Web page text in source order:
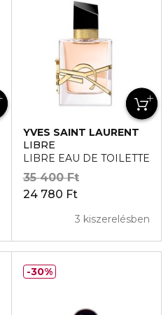
YVES SAINT LAURENT
LIBRE
LIBRE EAU DE TOILETTE
24 780 Ft
35 400 Ft
3 kiszerelésben
30%